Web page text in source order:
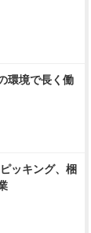
環境で長く働
ッキング、梱